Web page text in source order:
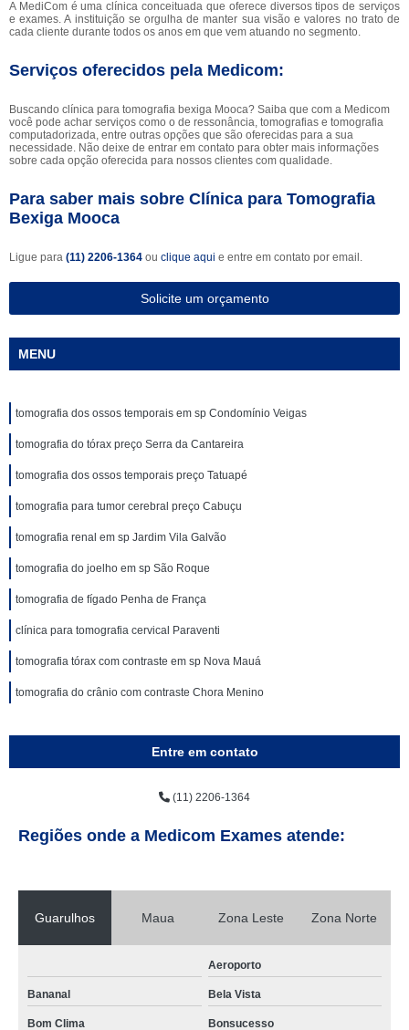
A MediCom é uma clínica conceituada que oferece diversos tipos de serviços
e exames. A instituição se orgulha de manter sua visão e valores no trato de
cada cliente durante todos os anos em que vem atuando no segmento.
Serviços oferecidos pela Medicom:
Buscando clínica para tomografia bexiga Mooca? Saiba que com a Medicom
você pode achar serviços como o de ressonância, tomografias e tomografia
computadorizada, entre outras opções que são oferecidas para a sua
necessidade. Não deixe de entrar em contato para obter mais informações
sobre cada opção oferecida para nossos clientes com qualidade.
Para saber mais sobre Clínica para Tomografia
Bexiga Mooca
Ligue para (11) 2206-1364 ou clique aqui e entre em contato por email.
Solicite um orçamento
MENU
tomografia dos ossos temporais em sp Condomínio Veigas
tomografia do tórax preço Serra da Cantareira
tomografia dos ossos temporais preço Tatuapé
tomografia para tumor cerebral preço Cabuçu
tomografia renal em sp Jardim Vila Galvão
tomografia do joelho em sp São Roque
tomografia de fígado Penha de França
clínica para tomografia cervical Paraventi
tomografia tórax com contraste em sp Nova Mauá
tomografia do crânio com contraste Chora Menino
Entre em contato
(11) 2206-1364
Regiões onde a Medicom Exames atende:
Guarulhos Maua Zona Leste Zona Norte
Aeroporto
Bananal Bela Vista
Bom Clima Bonsucesso